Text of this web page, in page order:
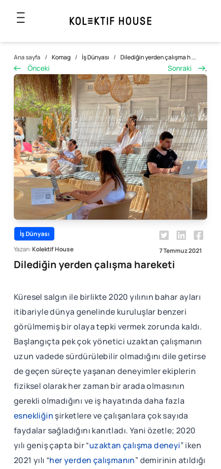
Ana sayfa / Komag / İş Dünyası / Dilediğin yerden çalışma h ...
Önceki Sonraki ,
İş Dünyası
Yazan:Kolektif House 7 Temmuz 2021
Dilediğin yerden çalışma hareketi
Küresel salgın ile birlikte 2020 yılının bahar ayları
itibariyle dünya genelinde kuruluşlar benzeri
görülmemiş bir olaya tepki vermek zorunda kaldı.
Başlangıçta pek çok yönetici uzaktan çalışmanın
uzun vadede sürdürülebilir olmadığını dile getirse
de geçen süreçte yaşanan deneyimler ekiplerin
fiziksel olarak her zaman bir arada olmasının
gerekli olmadığını ve iş hayatında daha fazla
esnekliğin şirketlere ve çalışanlara çok sayıda
faydalar sağladığını kanıtladı. Yani özetle; 2020
yılı geniş çapta bir “uzaktan çalışma deneyi” iken
2021 yılı “her yerden çalışmanın” demirinin atıldığı